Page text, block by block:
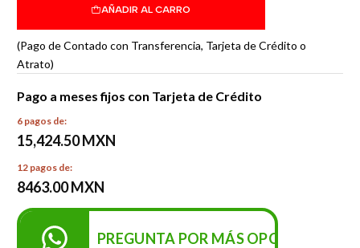
AÑADIR AL CARRO
(Pago de Contado con Transferencia, Tarjeta de Crédito o
Atrato)
Pago a meses fijos con Tarjeta de Crédito
6 pagos de:
15,424.50 MXN
12 pagos de:
8463.00 MXN
PREGUNTA POR MÁS OPCIONES DE